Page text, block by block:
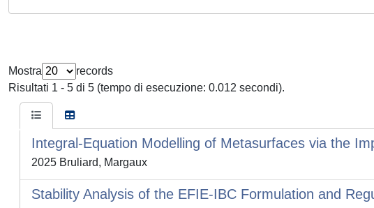
Mostra
records
Risultati 1 - 5 di 5 (tempo di esecuzione: 0.012 secondi).
Integral-Equation Modelling of Metasurfaces via the
2025 Bruliard, Margaux
Stability Analysis of the EFIE-IBC Formulation and